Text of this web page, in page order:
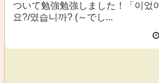
ついて勉強勉強しました！「이었
요?/였습니까? (～でし...